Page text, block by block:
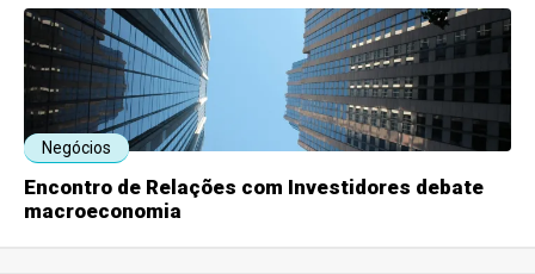
Negócios
Encontro de Relações com Investidores debate
macroeconomia